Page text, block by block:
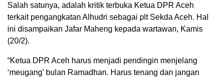
Salah satunya, adalah kritik terbuka Ketua DPR Aceh
terkait pengangkatan Alhudri sebagai plt Sekda Aceh. Hal
ini disampaikan Jafar Maheng kepada wartawan, Kamis
(20/2).
“Ketua DPR Aceh harus menjadi pendingin menjelang
‘meugang’ bulan Ramadhan. Harus tenang dan jangan